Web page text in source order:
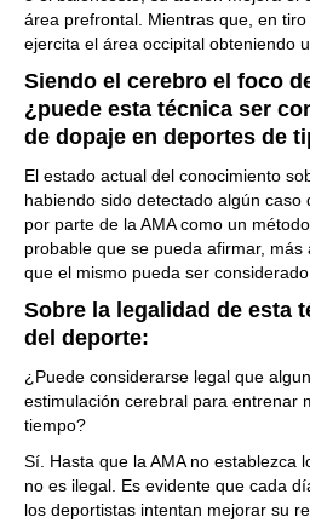
área prefrontal. Mientras que, en
ejercita el área occipital obteniendo
Siendo el cerebro el foco
¿puede esta técnica ser
de dopaje en deportes de
El estado actual del conocimiento
habiendo sido detectado algún
por parte de la AMA como un
probable que se pueda afirmar, más
que el mismo pueda ser considerado
Sobre la legalidad de esta
del deporte:
¿Puede considerarse legal que
estimulación cerebral para entrenar
tiempo?
Sí. Hasta que la AMA no establezca
no es ilegal. Es evidente que cada
los deportistas intentan mejorar su